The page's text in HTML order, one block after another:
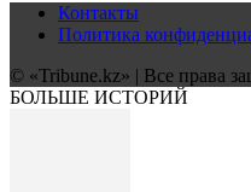
Контакты
Политика
© «Tribune.kz» | Все права
БОЛЬШЕ ИСТОРИЙ